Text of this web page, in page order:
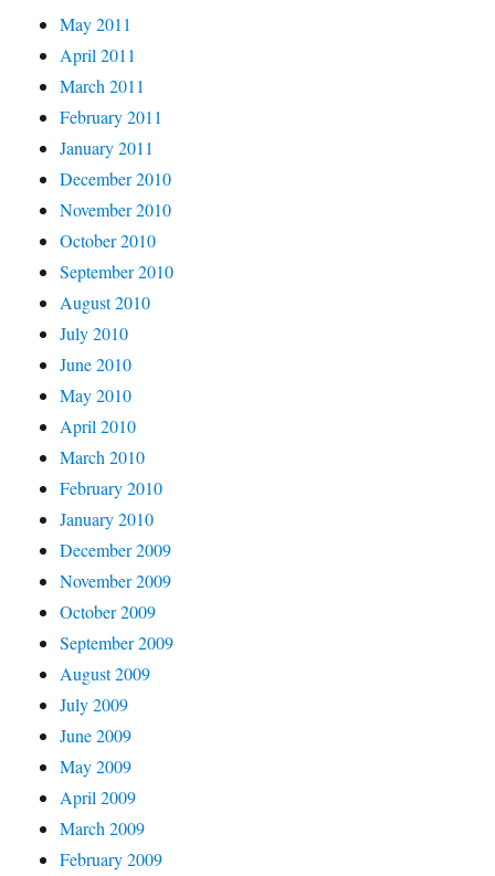
May 2011
April 2011
March 2011
February 2011
January 2011
December 2010
November 2010
October 2010
September 2010
August 2010
July 2010
June 2010
May 2010
April 2010
March 2010
February 2010
January 2010
December 2009
November 2009
October 2009
September 2009
August 2009
July 2009
June 2009
May 2009
April 2009
March 2009
February 2009